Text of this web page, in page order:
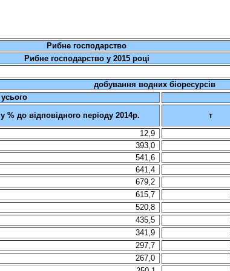
Рибне господарство
Рибне господарство у 2015 році
добування водних біоресурсів
усього
у % до відповідного періоду 2014р. т
12,9
393,0
541,6
641,4
679,2
615,7
520,8
435,5
341,9
297,7
267,0